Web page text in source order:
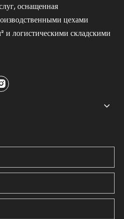
оснащенная
цехами
логистическими складскими